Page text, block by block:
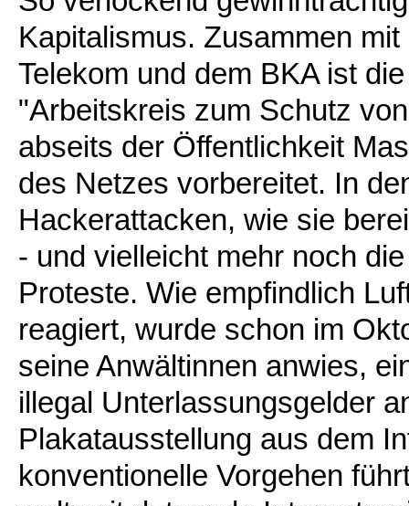
Kapitalismus. Zusammen
Telekom und dem BKA ist
"Arbeitskreis zum Schutz
abseits der Öffentlichkeit
des Netzes vorbereitet. In
Hackerattacken, wie sie
- und vielleicht mehr noch
Proteste. Wie empfindlich
reagiert, wurde schon im
seine Anwältinnen anwies,
illegal Unterlassungsgelder
Plakatausstellung aus dem
konventionelle Vorgehen